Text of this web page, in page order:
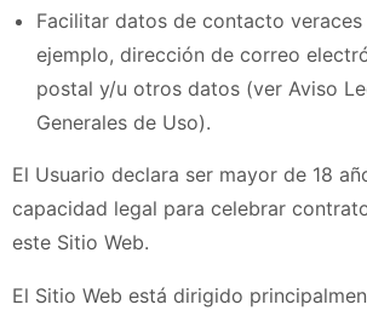
Facilitar datos de contacto
ejemplo, dirección de correo
postal y/u otros datos (ver Aviso
Generales de Uso).
El Usuario declara ser mayor de 18
capacidad legal para celebrar
este Sitio Web.
El Sitio Web está dirigido